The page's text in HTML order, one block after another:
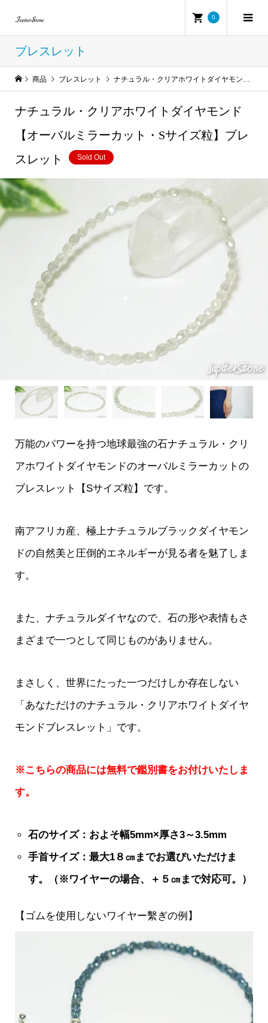
0
ブレスレット
商品 ブレスレット ナチュラル・クリアホワイトダイヤモンド【オーバルミラーカット・Sサイズ粒】ブレスレット
ナチュラル・クリアホワイトダイヤモンド
【オーバルミラーカット・Sサイズ粒】ブレ
スレット
Sold Out
万能のパワーを持つ地球最強の石ナチュラル・クリ
アホワイトダイヤモンドのオーバルミラーカットの
ブレスレット【Sサイズ粒】です。
南アフリカ産、極上ナチュラルブラックダイヤモン
ドの自然美と圧倒的エネルギーが見る者を魅了しま
す。
また、ナチュラルダイヤなので、石の形や表情もさ
まざまで一つとして同じものがありません。
まさしく、世界にたった一つだけしか存在しない
「あなただけのナチュラル・クリアホワイトダイヤ
モンドブレスレット」です。
※こちらの商品には無料で鑑別書をお付けいたしま
す。
石のサイズ：およそ幅5mm×厚さ3～3.5mm
手首サイズ：最大1８㎝までお選びいただけま
す。（※ワイヤーの場合、＋５㎝まで対応可。）
【ゴムを使用しないワイヤー繫ぎの例】